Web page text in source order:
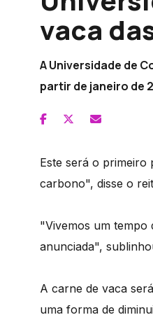
vaca
A Universidade de
partir de janeiro de
Este será o
carbono", disse o
"Vivemos um tempo
anunciada",
A carne de vaca
uma forma de